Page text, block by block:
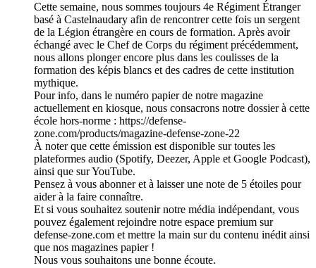
Cette semaine, nous sommes toujours 4e Régiment Étranger
basé à Castelnaudary afin de rencontrer cette fois un sergent
de la Légion étrangère en cours de formation. Après avoir
échangé avec le Chef de Corps du régiment précédemment,
nous allons plonger encore plus dans les coulisses de la
formation des képis blancs et des cadres de cette institution
mythique.
Pour info, dans le numéro papier de notre magazine
actuellement en kiosque, nous consacrons notre dossier à cette
école hors-norme : https://defense-
zone.com/products/magazine-defense-zone-22
À noter que cette émission est disponible sur toutes les
plateformes audio (Spotify, Deezer, Apple et Google Podcast),
ainsi que sur YouTube.
Pensez à vous abonner et à laisser une note de 5 étoiles pour
aider à la faire connaître.
Et si vous souhaitez soutenir notre média indépendant, vous
pouvez également rejoindre notre espace premium sur
defense-zone.com et mettre la main sur du contenu inédit ainsi
que nos magazines papier !
Nous vous souhaitons une bonne écoute.